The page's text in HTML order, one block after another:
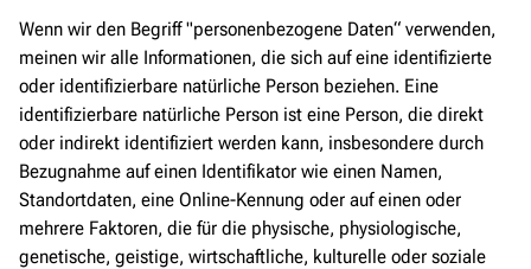
Wenn wir den Begriff "personenbezogene Daten“ verwenden,
meinen wir alle Informationen, die sich auf eine identifizierte
oder identifizierbare natürliche Person beziehen. Eine
identifizierbare natürliche Person ist eine Person, die direkt
oder indirekt identifiziert werden kann, insbesondere durch
Bezugnahme auf einen Identifikator wie einen Namen,
Standortdaten, eine Online-Kennung oder auf einen oder
mehrere Faktoren, die für die physische, physiologische,
genetische, geistige, wirtschaftliche, kulturelle oder soziale